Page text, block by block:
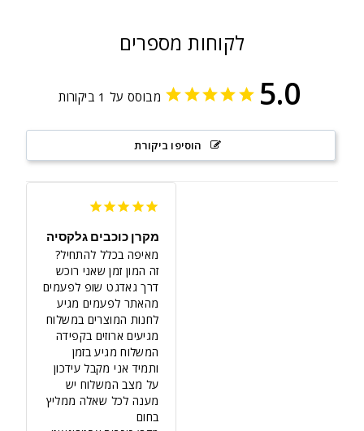
לקוחות מספרים
5.0 מבוסס על 1 ביקורות
הוסיפו ביקורת
מקרן כוכבים גלקסיה
דרך גאדגט שופ לפעמים
מהאתר לפעמים מגיע
לחנות המוצרים במשלוח
מגיעים ארוזים בקפידה
בחום